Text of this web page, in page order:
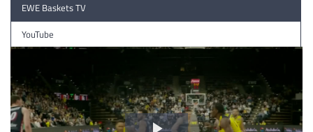
EWE Baskets TV
YouTube